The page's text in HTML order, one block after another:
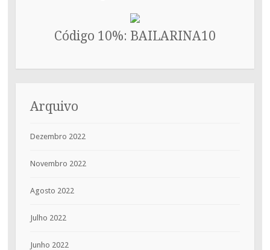
Código 10%: BAILARINA10
Arquivo
Dezembro 2022
Novembro 2022
Agosto 2022
Julho 2022
Junho 2022